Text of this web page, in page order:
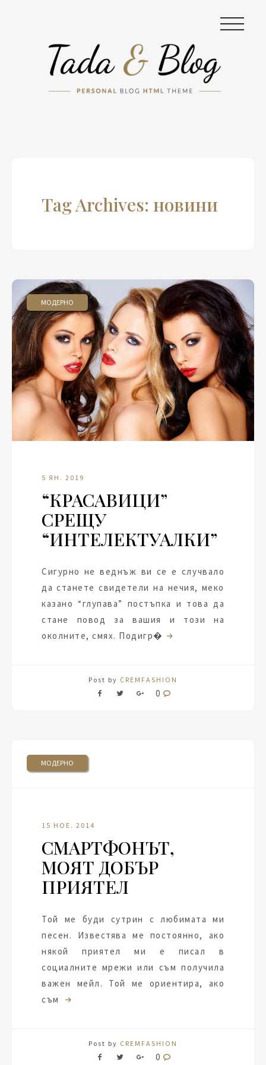
|||
Tag Archives: новини
МОДЕРНО
5 ЯН. 2019
“КРАСАВИЦИ”
СРЕЩУ
“ИНТЕЛЕКТУАЛКИ”
Сигурно не веднъж ви се е случвало
да станете свидетели на нечия, меко
казано “глупава” постъпка и това да
стане повод за вашия и този на
околните, смях. Подигр�
Post by CREMFASHION
0
МОДЕРНО
15 НОЕ. 2014
СМАРТФОНЪТ,
МОЯТ ДОБЪР
ПРИЯТЕЛ
Той ме буди сутрин с любимата ми
песен. Известява ме постоянно, ако
някой приятел ми е писал в
социалните мрежи или съм получила
важен мейл. Той ме ориентира, ако
съм
Post by CREMFASHION
0